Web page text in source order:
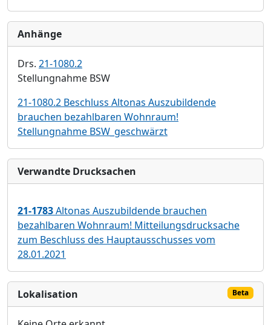
Anhänge
Drs. 21-1080.2
Stellungnahme BSW
21-1080.2 Beschluss Altonas Auszubildende
brauchen bezahlbaren Wohnraum!
Stellungnahme BSW_geschwärzt
Verwandte Drucksachen
21-1783Altonas Auszubildende brauchen
bezahlbaren Wohnraum! Mitteilungsdrucksache
zum Beschluss des Hauptausschusses vom
28.01.2021
Lokalisation Beta